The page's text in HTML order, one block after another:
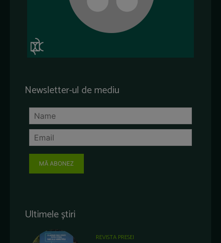
Newsletter-ul de mediu
MĂ ABONEZ
Ultimele știri
REVISTA PRESEI